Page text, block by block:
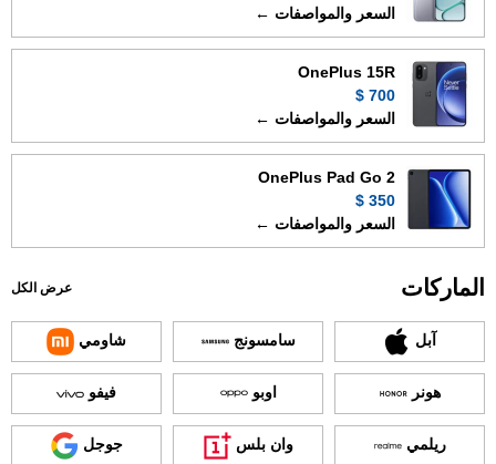
السعر والمواصفات ←
OnePlus 15R
700 $
السعر والمواصفات ←
OnePlus Pad Go 2
350 $
السعر والمواصفات ←
الماركات عرض الكل
آبل سامسونج شاومي
هونر اوبو فيفو
ريلمي وان بلس جوجل